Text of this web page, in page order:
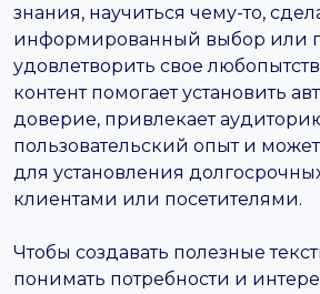
знания, научиться чему-то,
информированный выбор или
удовлетворить свое
контент помогает установить
доверие, привлекает
пользовательский опыт и может
для установления
клиентами или посетителями.
Чтобы создавать полезные
понимать потребности и